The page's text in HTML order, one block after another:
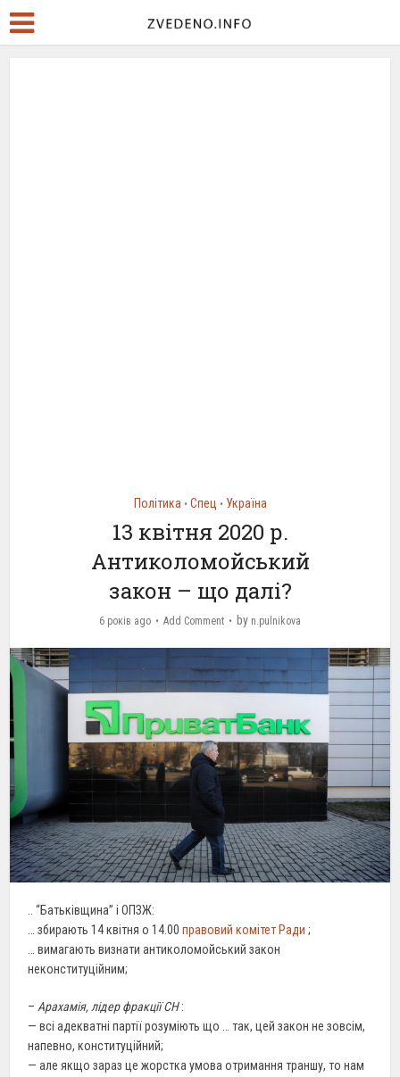
Політика • Спец • Україна
13 квітня 2020 р.
Антиколомойський
закон – що далі?
6 років ago Add Comment by n.pulnikova
.. “Батьківщина” і ОПЗЖ:
… збирають 14 квітня о 14.00правовий комітет Ради;
… вимагають визнати антиколомойський закон
неконституційним;
–Арахамія, лідер фракції СН:
— всі адекватні партії розуміють що … так, цей закон не зовсім,
напевно, конституційний;
— але якщо зараз це жорстка умова отримання траншу, то нам